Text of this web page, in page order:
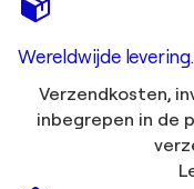
Wereldwijde
Verzendkosten,
inbegrepen in de